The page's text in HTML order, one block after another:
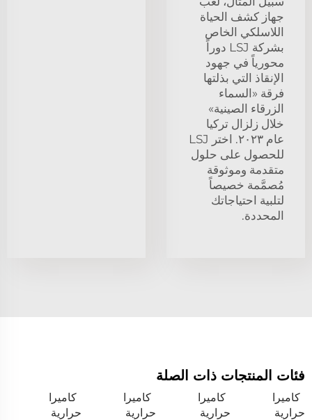
جهاز كشف الحياة
اللاسلكي الخاص
بشركة LSJ دوراً
محورياً في جهود
الإنقاذ التي بذلتها
فرقة «السماء
الزرقاء الصينية»
خلال زلزال تركيا
عام ٢٠٢٣. اختر LSJ
للحصول على حلول
متقدمة وموثوقة
مُصمَّمة خصيصاً
لتلبية احتياجاتك
المحددة.
فئات المنتجات ذات الصلة
كاميرا
حرارية
كاميرا
حرارية
كاميرا
حرارية
كاميرا
حرارية